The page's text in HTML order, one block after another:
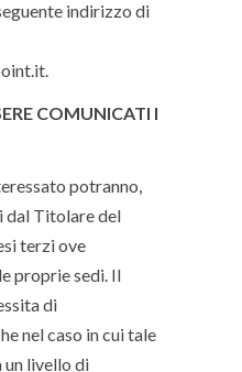
indirizzo di
COMUNICATI I
potranno,
dal Titolare del
terzi ove
proprie sedi. Il
di
nel caso in cui tale
un livello di